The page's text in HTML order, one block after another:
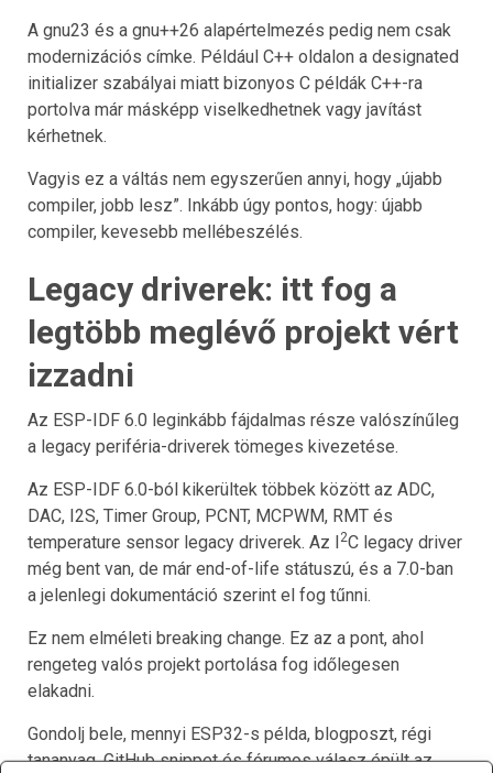
A gnu23 és a gnu++26 alapértelmezés pedig nem csak
modernizációs címke. Például C++ oldalon a designated
initializer szabályai miatt bizonyos C példák C++-ra
portolva már másképp viselkedhetnek vagy javítást
kérhetnek.
Vagyis ez a váltás nem egyszerűen annyi, hogy „újabb
compiler, jobb lesz”. Inkább úgy pontos, hogy: újabb
compiler, kevesebb mellébeszélés.
Legacy driverek: itt fog a
legtöbb meglévő projekt vért
izzadni
Az ESP-IDF 6.0 leginkább fájdalmas része valószínűleg
a legacy periféria-driverek tömeges kivezetése.
Az ESP-IDF 6.0-ból kikerültek többek között az ADC,
DAC, I2S, Timer Group, PCNT, MCPWM, RMT és
temperature sensor legacy driverek. Az I2C legacy driver
még bent van, de már end-of-life státuszú, és a 7.0-ban
a jelenlegi dokumentáció szerint el fog tűnni.
Ez nem elméleti breaking change. Ez az a pont, ahol
rengeteg valós projekt portolása fog időlegesen
elakadni.
Gondolj bele, mennyi ESP32-s példa, blogposzt, régi
tananyag, GitHub snippet és fórumos válasz épült az